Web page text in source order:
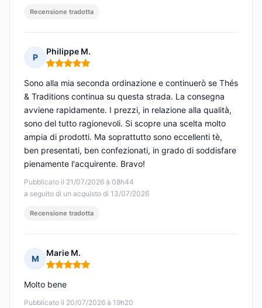
Recensione tradotta
P
Philippe M.
Nota: 5 su 5
Pubblicato il 21/07/2026 à 08h44
a seguito di un acquisto di 13/07/2026
Sono alla mia seconda ordinazione e continuerò se Thés
& Traditions continua su questa strada. La consegna
avviene rapidamente. I prezzi, in relazione alla qualità,
sono del tutto ragionevoli. Si scopre una scelta molto
ampia di prodotti. Ma soprattutto sono eccellenti tè,
ben presentati, ben confezionati, in grado di soddisfare
pienamente l'acquirente. Bravo!
Recensione tradotta
M
Marie M.
Nota: 5 su 5
Pubblicato il 20/07/2026 à 19h20
Molto bene